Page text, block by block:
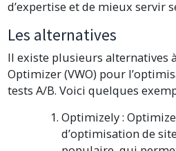
d’expertise et de mieux servir
Les alternatives
Il existe plusieurs alternatives
Optimizer (VWO) pour
tests A/B. Voici quelques
Optimizely :
d’optimisation de